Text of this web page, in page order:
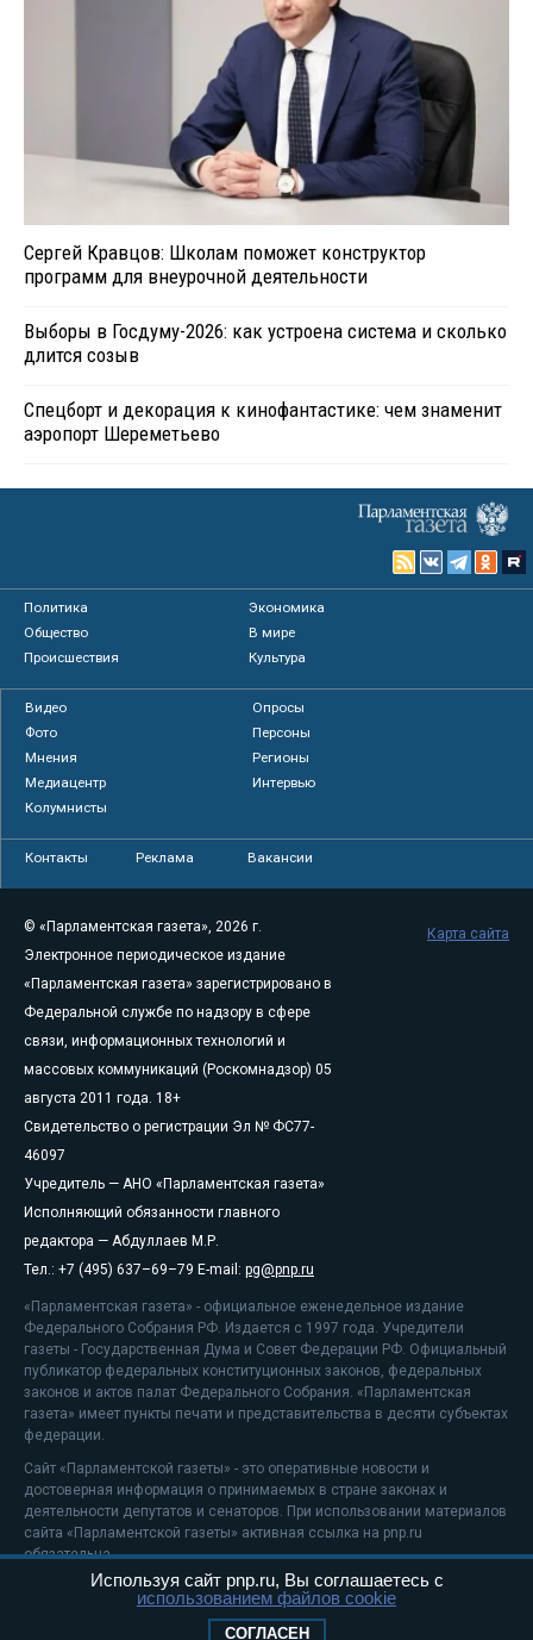
Сергей Кравцов: Школам поможет конструктор
программ для внеурочной деятельности
Выборы в Госдуму-2026: как устроена система и сколько
длится созыв
Спецборт и декорация к кинофантастике: чем знаменит
аэропорт Шереметьево
Политика
Экономика
Общество
В мире
Происшествия
Культура
Видео
Опросы
Фото
Персоны
Мнения
Регионы
Медиацентр
Интервью
Колумнисты
Контакты Реклама Вакансии
© «Парламентская газета», 2026 г.
Электронное периодическое издание
«Парламентская газета» зарегистрировано в
Федеральной службе по надзору в сфере
связи, информационных технологий и
массовых коммуникаций (Роскомнадзор) 05
августа 2011 года. 18+
Свидетельство о регистрации Эл № ФС77-
46097
Учредитель — АНО «Парламентская газета»
Исполняющий обязанности главного
редактора — Абдуллаев М.Р.
Тел.: +7 (495) 637–69–79 E-mail: pg@pnp.ru
«Парламентская газета» - официальное еженедельное издание
Федерального Собрания РФ. Издается с 1997 года. Учредители
газеты - Государственная Дума и Совет Федерации РФ. Официальный
публикатор федеральных конституционных законов, федеральных
законов и актов палат Федерального Собрания. «Парламентская
газета» имеет пункты печати и представительства в десяти субъектах
федерации.
Сайт «Парламентской газеты» - это оперативные новости и
достоверная информация о принимаемых в стране законах и
деятельности депутатов и сенаторов. При использовании материалов
сайта «Парламентской газеты» активная ссылка на pnp.ru
обязательна.
На информационном ресурсе применяютсярекомендательные
Положение о защите персональных данных
Карта сайта
Используя сайт pnp.ru, Вы соглашаетесь с
использованием файлов cookie
СОГЛАСЕН